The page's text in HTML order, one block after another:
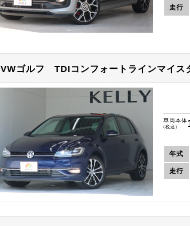
走行
VWゴルフ TDIコンフォートラインマイス
車両本体
(税込)
年式
走行